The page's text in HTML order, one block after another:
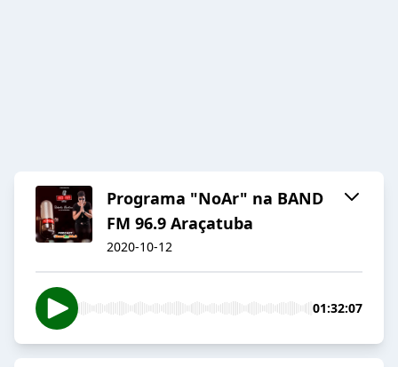
Programa "NoAr" na BAND
FM 96.9 Araçatuba
2020-10-12
01:32:07